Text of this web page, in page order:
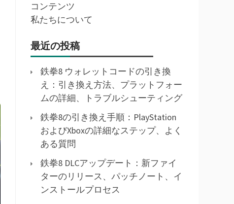
コンテンツ
私たちについて
最近の投稿
鉄拳8 ウォレットコードの引き換
え：引き換え方法、プラットフォー
ムの詳細、トラブルシューティング
鉄拳8の引き換え手順：PlayStation
およびXboxの詳細なステップ、よく
ある質問
鉄拳8 DLCアップデート：新ファイ
ターのリリース、パッチノート、イ
ンストールプロセス